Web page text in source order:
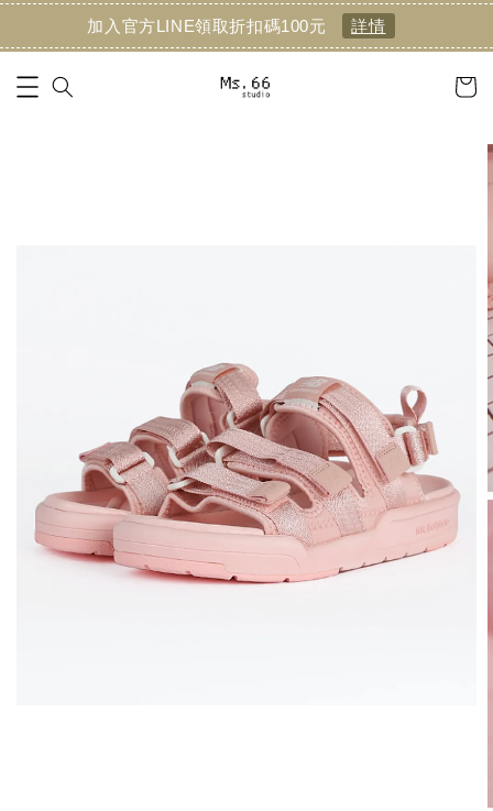
加入官方LINE領取折扣碼100元 詳情